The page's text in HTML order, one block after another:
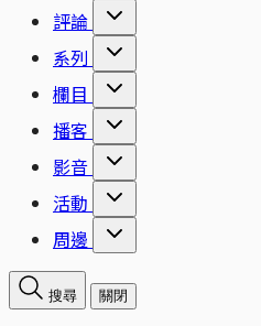
評論
系列
欄目
播客
影音
活動
周邊
搜尋 關閉